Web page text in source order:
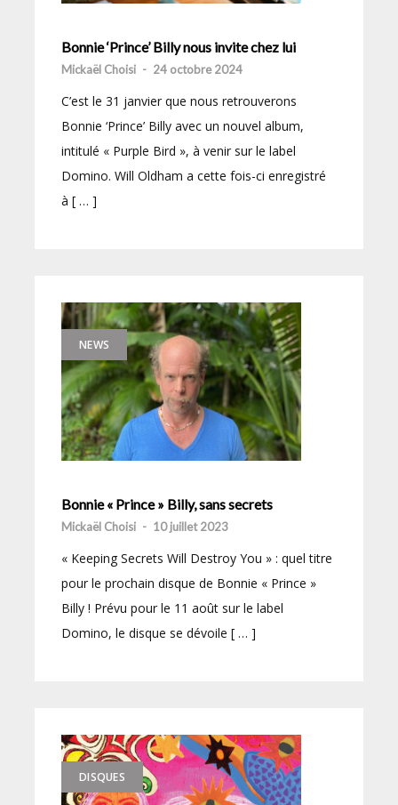
Bonnie ‘Prince’ Billy nous invite chez lui
Mickaël Choisi - 24 octobre 2024
C’est le 31 janvier que nous retrouverons
Bonnie ‘Prince’ Billy avec un nouvel album,
intitulé « Purple Bird », à venir sur le label
Domino. Will Oldham a cette fois-ci enregistré
à [ … ]
NEWS
Bonnie « Prince » Billy, sans secrets
Mickaël Choisi - 10 juillet 2023
« Keeping Secrets Will Destroy You » : quel titre
pour le prochain disque de Bonnie « Prince »
Billy ! Prévu pour le 11 août sur le label
Domino, le disque se dévoile [ … ]
DISQUES